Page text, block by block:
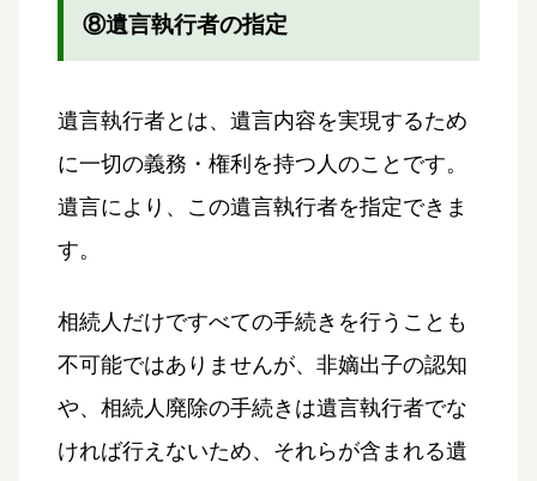
⑧遺言執行者の指定
遺言執行者とは、遺言内容を実現するため
に一切の義務・権利を持つ人のことです。
遺言により、この遺言執行者を指定できま
す。
相続人だけですべての手続きを行うことも
不可能ではありませんが、非嫡出子の認知
や、相続人廃除の手続きは遺言執行者でな
ければ行えないため、それらが含まれる遺